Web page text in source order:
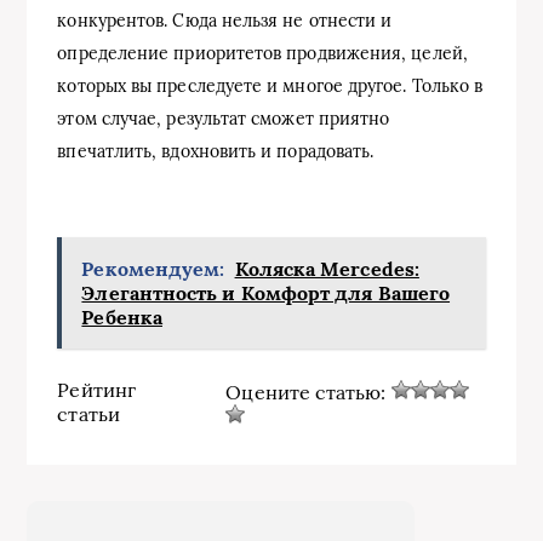
конкурентов. Сюда нельзя не отнести и
определение приоритетов продвижения, целей,
которых вы преследуете и многое другое. Только в
этом случае, результат сможет приятно
впечатлить, вдохновить и порадовать.
Рекомендуем: Коляска Mercedes:
Элегантность и Комфорт для Вашего
Ребенка
Рейтинг
статьи
Оцените статью: